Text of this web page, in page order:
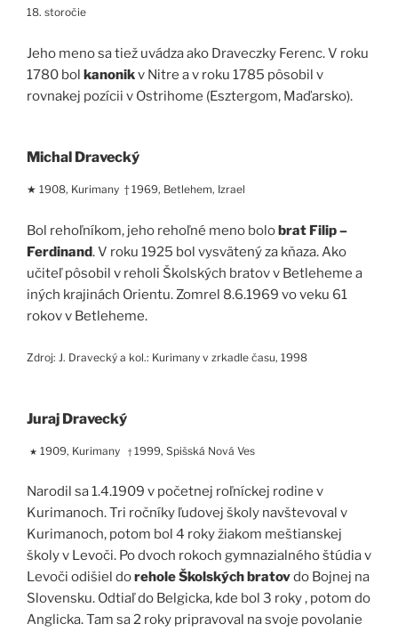
18. storočie
Jeho meno sa tiež uvádza ako Draveczky Ferenc. V roku
1780 bol kanonikv Nitre a v roku 1785 pôsobil v
rovnakej pozícii v Ostrihome (Esztergom, Maďarsko).
Michal Dravecký
★ 1908, Kurimany † 1969, Betlehem, Izrael
Bol rehoľníkom, jeho rehoľné meno bolobrat Filip –
Ferdinand. V roku 1925 bol vysvätený za kňaza. Ako
učiteľ pôsobil v reholi Školských bratov v Betleheme a
iných krajinách Orientu. Zomrel 8.6.1969 vo veku 61
rokov v Betleheme.
Zdroj: J. Dravecký a kol.: Kurimany v zrkadle času, 1998
Juraj Dravecký
★ 1909, Kurimany †1999, Spišská Nová Ves
Narodil sa 1.4.1909 v početnej roľníckej rodine v
Kurimanoch. Tri ročníky ľudovej školy navštevoval v
Kurimanoch, potom bol 4 roky žiakom meštianskej
školy v Levoči. Po dvoch rokoch gymnazialného štúdia v
Levoči odišiel dorehole Školských bratovdo Bojnej na
Slovensku. Odtiaľ do Belgicka, kde bol 3 roky , potom do
Anglicka. Tam sa 2 roky pripravoval na svoje povolanie